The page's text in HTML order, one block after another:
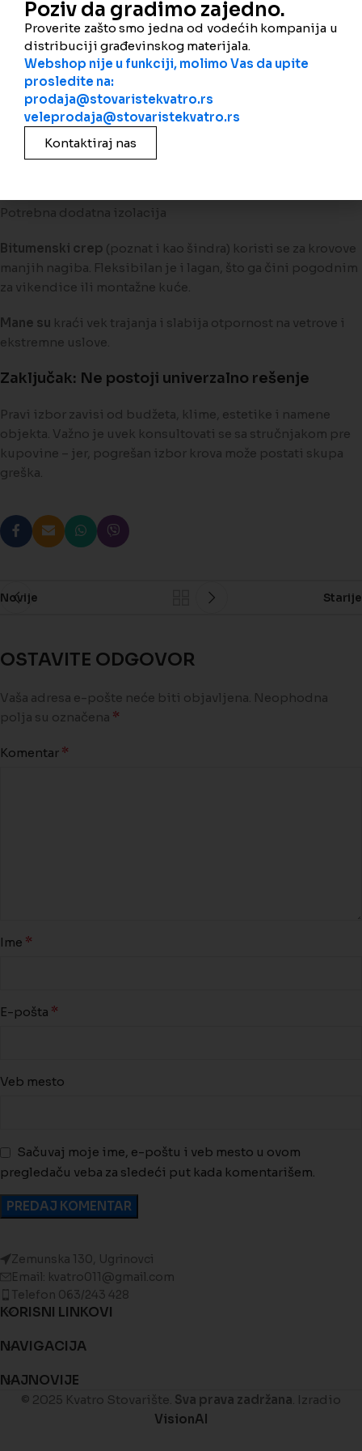
Lagan materijal
Brza montaža
Dug vek trajanja
Potrebna dodatna izolacija
Bitumenski crep (poznat i kao šindra) koristi se za krovove
manjih nagiba. Fleksibilan je i lagan, što ga čini pogodnim
za vikendice ili montažne kuće.
Mane su kraći vek trajanja i slabija otpornost na vetrove i
ekstremne uslove.
Zaključak: Ne postoji univerzalno rešenje
Pravi izbor zavisi od budžeta, klime, estetike i namene
objekta. Važno je uvek konsultovati se sa stručnjakom pre
kupovine – jer, pogrešan izbor krova može postati skupa
greška.
Novije Starije
OSTAVITE ODGOVOR
Vaša adresa e-pošte neće biti objavljena. Neophodna
polja su označena *
Komentar *
Ime *
E-pošta *
Veb mesto
Sačuvaj moje ime, e-poštu i veb mesto u ovom
pregledaču veba za sledeći put kada komentarišem.
Zemunska 130, Ugrinovci
Email: kvatro011@gmail.com
Telefon 063/243 428
KORISNI LINKOVI
NAVIGACIJA
NAJNOVIJE
© 2025 Kvatro Stovarište. Sva prava zadržana. Izradio
VisionAI
Poziv da gradimo zajedno.
Proverite zašto smo jedna od vodećih kompanija u
distribuciji građevinskog materijala.
Webshop nije u funkciji, molimo Vas da upite
prosledite na:
prodaja@stovaristekvatro.rs
veleprodaja@stovaristekvatro.rs
Kontaktiraj nas